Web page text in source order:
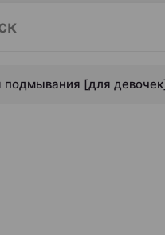
подмывания [для